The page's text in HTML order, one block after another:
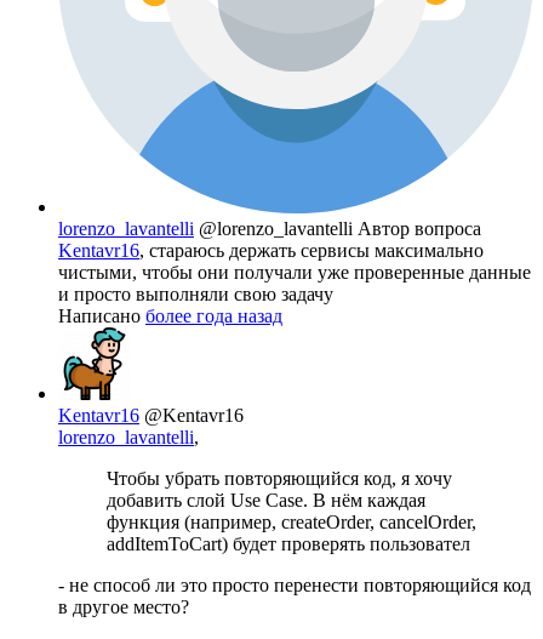
lorenzo_lavantelli @lorenzo_lavantelli Автор вопроса
Kentavr16, стараюсь держать сервисы максимально
чистыми, чтобы они получали уже проверенные данные
и просто выполняли свою задачу
Написано более года назад
Kentavr16 @Kentavr16
lorenzo_lavantelli,
Чтобы убрать повторяющийся код, я хочу
добавить слой Use Case. В нём каждая
функция (например, createOrder, cancelOrder,
addItemToCart) будет проверять пользовател
- не способ ли это просто перенести повторяющийся код
в другое место?